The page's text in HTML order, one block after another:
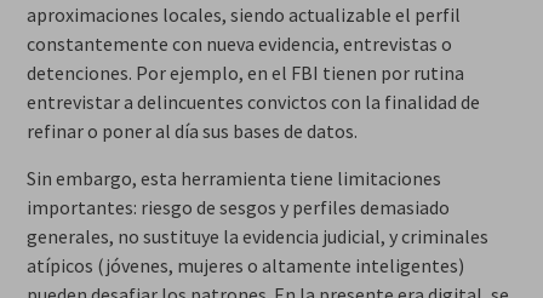
aproximaciones locales, siendo actualizable el perfil
constantemente con nueva evidencia, entrevistas o
detenciones. Por ejemplo, en el FBI tienen por rutina
entrevistar a delincuentes convictos con la finalidad de
refinar o poner al día sus bases de datos.
Sin embargo, esta herramienta tiene limitaciones
importantes: riesgo de sesgos y perfiles demasiado
generales, no sustituye la evidencia judicial, y criminales
atípicos (jóvenes, mujeres o altamente inteligentes)